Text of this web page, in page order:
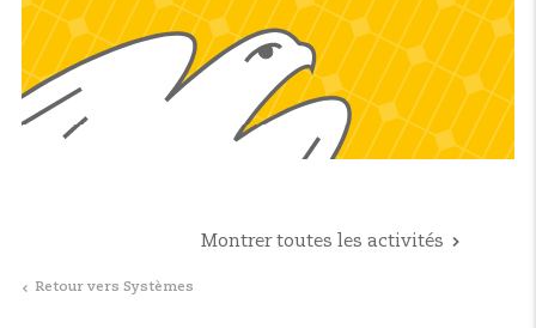
Montrer toutes les activités
Retour vers Systèmes